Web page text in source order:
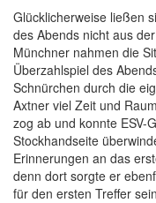
Glücklicherweise ließen
des Abends nicht aus
Münchner nahmen die
Überzahlspiel des
Schnürchen durch die
Axtner viel Zeit und
zog ab und konnte ESV-
Stockhandseite
Erinnerungen an das
denn dort sorgte er
für den ersten Treffer